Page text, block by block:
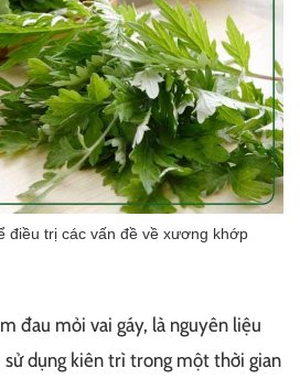
điều trị các vấn đề về xương khớp
đau mỏi vai gáy, là nguyên liệu
dụng kiên trì trong một thời gian